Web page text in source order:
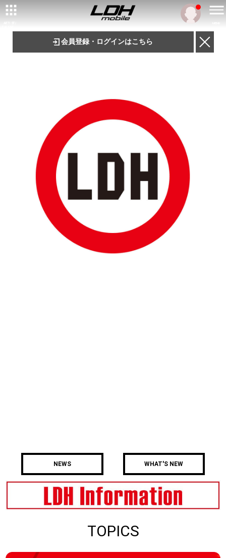
会員登録・ログインはこちら
NEWS WHAT'S NEW
TOPICS